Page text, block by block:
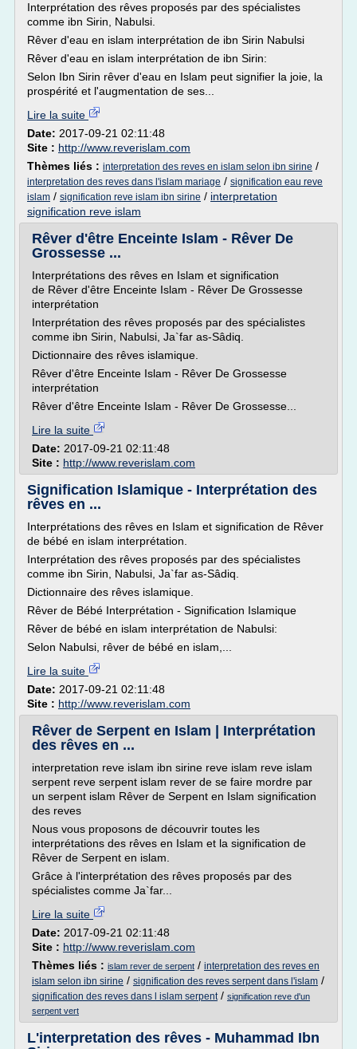
Interprétation des rêves proposés par des spécialistes
comme ibn Sirin, Nabulsi.
Rêver d'eau en islam interprétation de ibn Sirin Nabulsi
Rêver d'eau en islam interprétation de ibn Sirin:
Selon Ibn Sirin rêver d'eau en Islam peut signifier la joie, la
prospérité et l'augmentation de ses...
Lire la suite
Date: 2017-09-21 02:11:48
Site : http://www.reverislam.com
Thèmes liés : interpretation des reves en islam selon ibn sirine /
interpretation des reves dans l'islam mariage / signification eau reve
islam / signification reve islam ibn sirine / interpretation
signification reve islam
Rêver d'être Enceinte Islam - Rêver De
Grossesse ...
Interprétations des rêves en Islam et signification
de Rêver d'être Enceinte Islam - Rêver De Grossesse
interprétation
Interprétation des rêves proposés par des spécialistes
comme ibn Sirin, Nabulsi, Ja`far as-Sâdiq.
Dictionnaire des rêves islamique.
Rêver d'être Enceinte Islam - Rêver De Grossesse
interprétation
Rêver d'être Enceinte Islam - Rêver De Grossesse...
Lire la suite
Date: 2017-09-21 02:11:48
Site : http://www.reverislam.com
Signification Islamique - Interprétation des
rêves en ...
Interprétations des rêves en Islam et signification de Rêver
de bébé en islam interprétation.
Interprétation des rêves proposés par des spécialistes
comme ibn Sirin, Nabulsi, Ja`far as-Sâdiq.
Dictionnaire des rêves islamique.
Rêver de Bébé Interprétation - Signification Islamique
Rêver de bébé en islam interprétation de Nabulsi:
Selon Nabulsi, rêver de bébé en islam,...
Lire la suite
Date: 2017-09-21 02:11:48
Site : http://www.reverislam.com
Rêver de Serpent en Islam | Interprétation
des rêves en ...
interpretation reve islam ibn sirine reve islam reve islam
serpent reve serpent islam rever de se faire mordre par
un serpent islam Rêver de Serpent en Islam signification
des reves
Nous vous proposons de découvrir toutes les
interprétations des rêves en Islam et la signification de
Rêver de Serpent en islam.
Grâce à l'interprétation des rêves proposés par des
spécialistes comme Ja`far...
Lire la suite
Date: 2017-09-21 02:11:48
Site : http://www.reverislam.com
Thèmes liés : islam rever de serpent / interpretation des reves en
islam selon ibn sirine / signification des reves serpent dans l'islam /
signification des reves dans l islam serpent/ signification reve d'un
serpent vert
L'interpretation des rêves - Muhammad Ibn